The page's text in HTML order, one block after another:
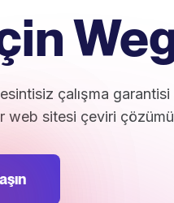
çalışma
web sitesi çeviri